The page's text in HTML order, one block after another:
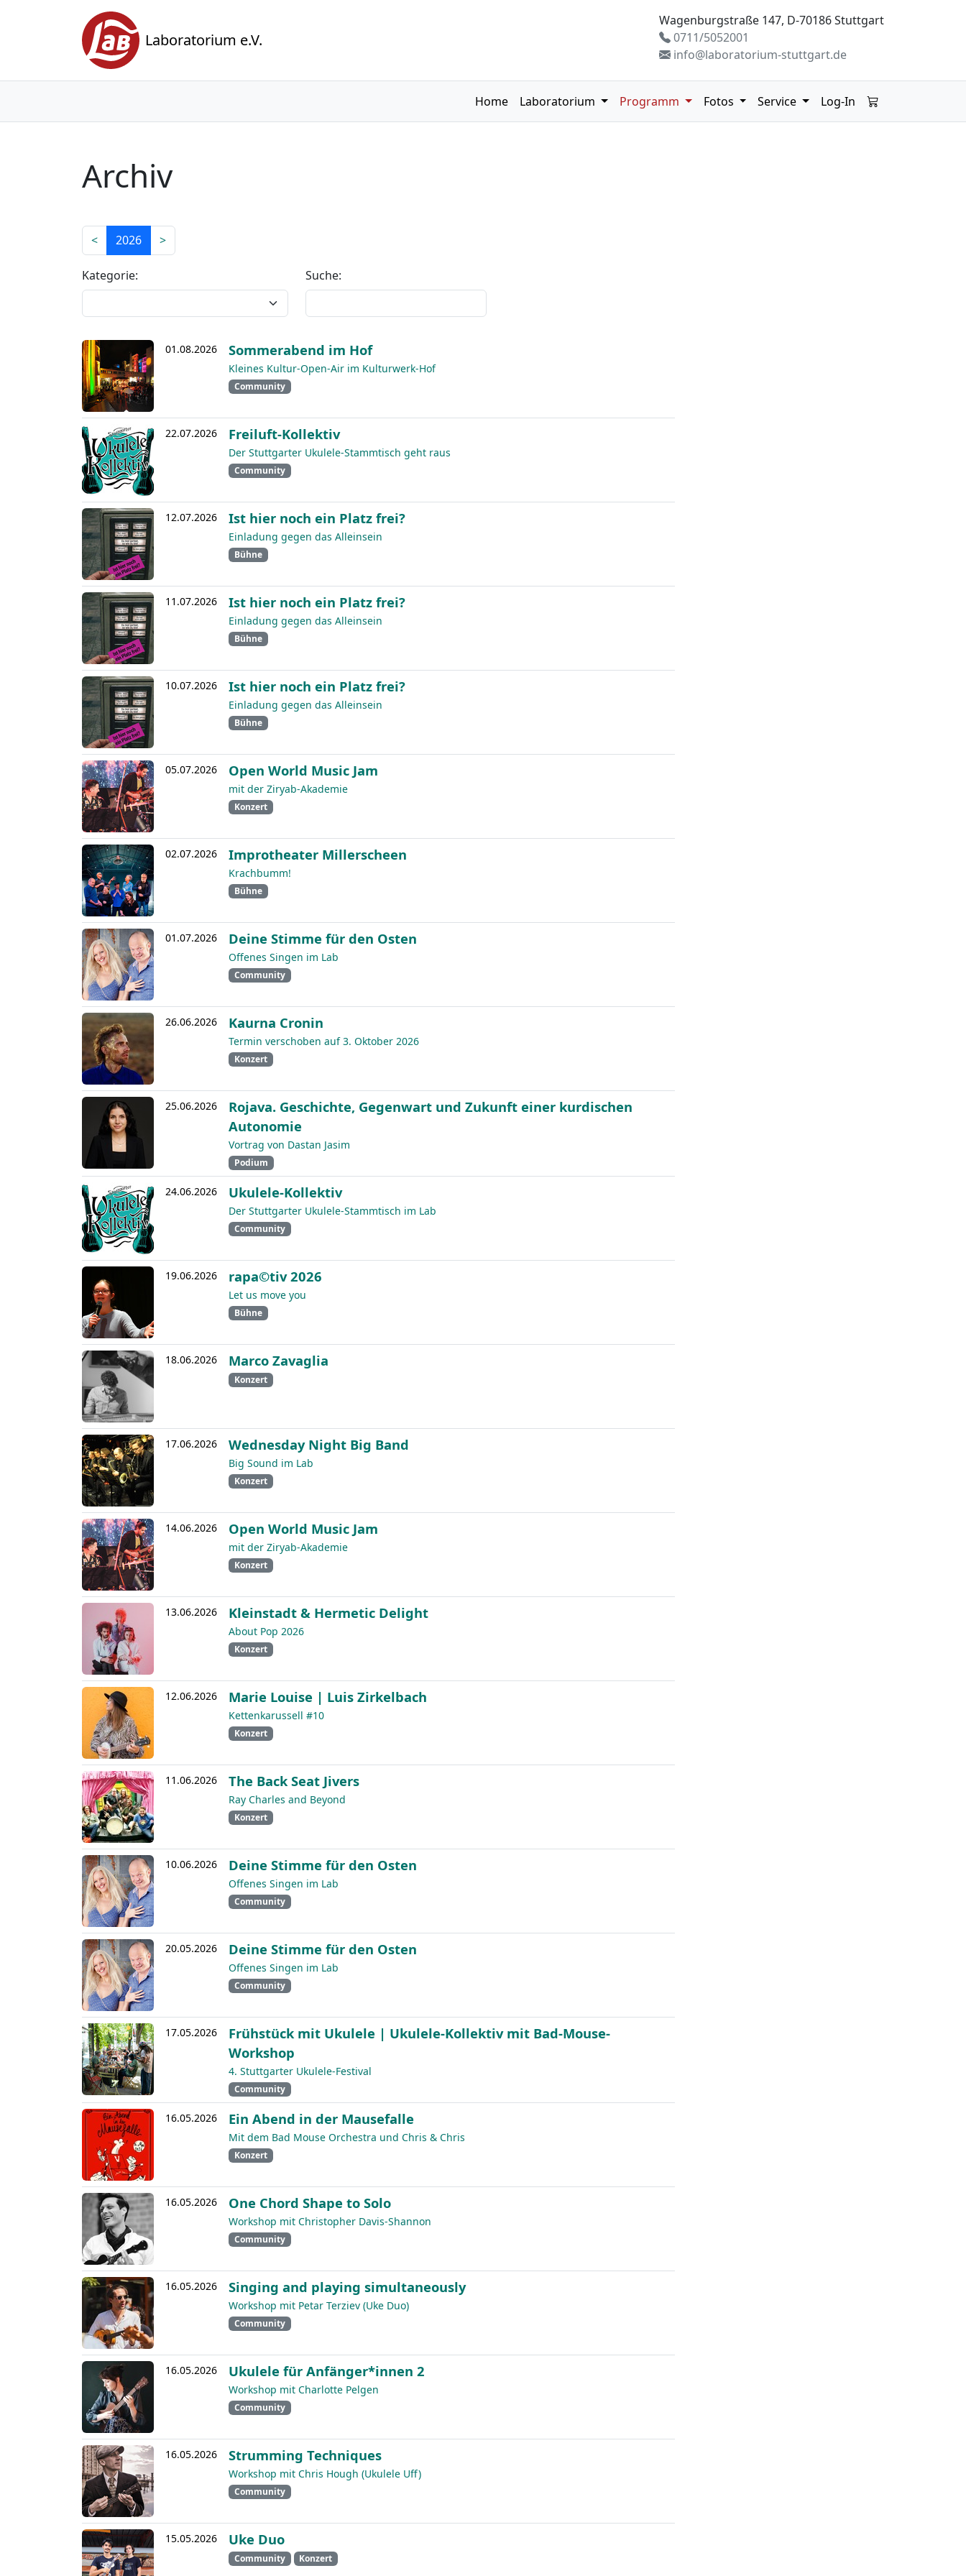
Laboratorium e.V.
Wagenburgstraße 147, D-70186 Stuttgart
0711/5052001
info@laboratorium-stuttgart.de
Home Laboratorium Programm Fotos Service Log-In
Archiv
< 2026 >
Kategorie: Suche:
01.08.2026 Sommerabend im Hof
Kleines Kultur-Open-Air im Kulturwerk-Hof
Community
22.07.2026 Freiluft-Kollektiv
Der Stuttgarter Ukulele-Stammtisch geht raus
Community
12.07.2026 Ist hier noch ein Platz frei?
Einladung gegen das Alleinsein
Bühne
11.07.2026 Ist hier noch ein Platz frei?
Einladung gegen das Alleinsein
Bühne
10.07.2026 Ist hier noch ein Platz frei?
Einladung gegen das Alleinsein
Bühne
05.07.2026 Open World Music Jam
mit der Ziryab-Akademie
Konzert
02.07.2026 Improtheater Millerscheen
Krachbumm!
Bühne
01.07.2026 Deine Stimme für den Osten
Offenes Singen im Lab
Community
26.06.2026 Kaurna Cronin
Termin verschoben auf 3. Oktober 2026
Konzert
25.06.2026
Rojava. Geschichte, Gegenwart und Zukunft einer kurdischen
Autonomie
Vortrag von Dastan Jasim
Podium
24.06.2026 Ukulele-Kollektiv
Der Stuttgarter Ukulele-Stammtisch im Lab
Community
19.06.2026 rapa©tiv 2026
Let us move you
Bühne
18.06.2026 Marco Zavaglia
Konzert
17.06.2026 Wednesday Night Big Band
Big Sound im Lab
Konzert
14.06.2026 Open World Music Jam
mit der Ziryab-Akademie
Konzert
13.06.2026 Kleinstadt & Hermetic Delight
About Pop 2026
Konzert
12.06.2026 Marie Louise | Luis Zirkelbach
Kettenkarussell #10
Konzert
11.06.2026 The Back Seat Jivers
Ray Charles and Beyond
Konzert
10.06.2026 Deine Stimme für den Osten
Offenes Singen im Lab
Community
20.05.2026 Deine Stimme für den Osten
Offenes Singen im Lab
Community
17.05.2026
Frühstück mit Ukulele | Ukulele-Kollektiv mit Bad-Mouse-
Workshop
4. Stuttgarter Ukulele-Festival
Community
16.05.2026 Ein Abend in der Mausefalle
Mit dem Bad Mouse Orchestra und Chris & Chris
Konzert
16.05.2026 One Chord Shape to Solo
Workshop mit Christopher Davis-Shannon
Community
16.05.2026 Singing and playing simultaneously
Workshop mit Petar Terziev (Uke Duo)
Community
16.05.2026 Ukulele für Anfänger*innen 2
Workshop mit Charlotte Pelgen
Community
16.05.2026 Strumming Techniques
Workshop mit Chris Hough (Ukulele Uff)
Community
15.05.2026 Uke Duo
Community Konzert